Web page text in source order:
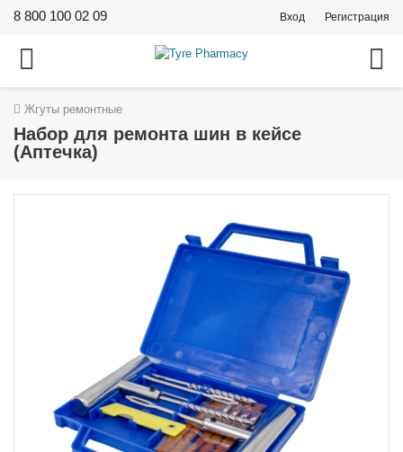
8 800 100 02 09 Вход Регистрация
Жгуты ремонтные
Набор для ремонта шин в кейсе
(Аптечка)